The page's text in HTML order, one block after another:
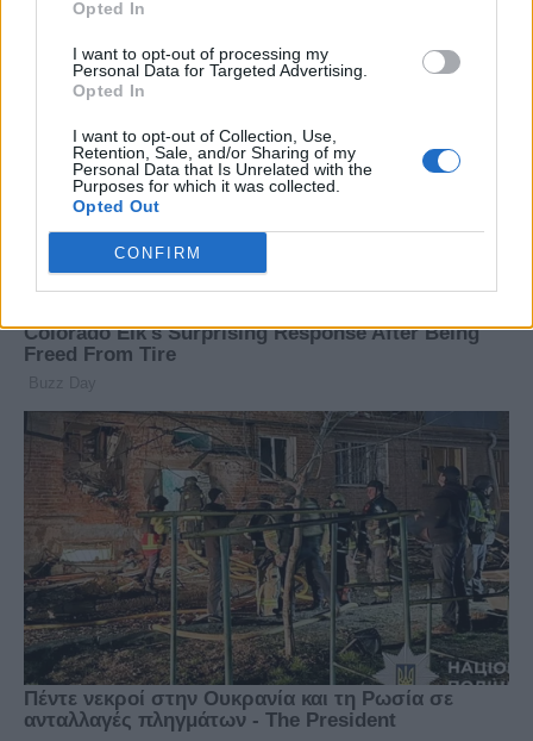
Opted In
I want to opt-out of processing my
Personal Data for Targeted Advertising.
Opted In
I want to opt-out of Collection, Use,
Retention, Sale, and/or Sharing of my
Personal Data that Is Unrelated with the
Purposes for which it was collected.
Opted Out
CONFIRM